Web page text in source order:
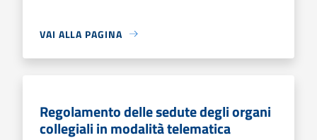
VAI ALLA PAGINA
Regolamento delle sedute degli organi
collegiali in modalità telematica